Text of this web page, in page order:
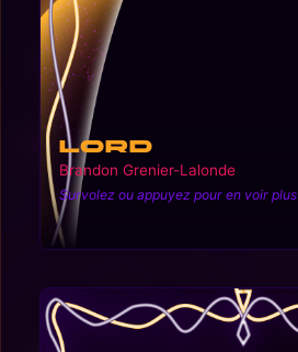
Lord
Brandon Grenier-Lalonde
Survolez ou appuyez pour en voir plus